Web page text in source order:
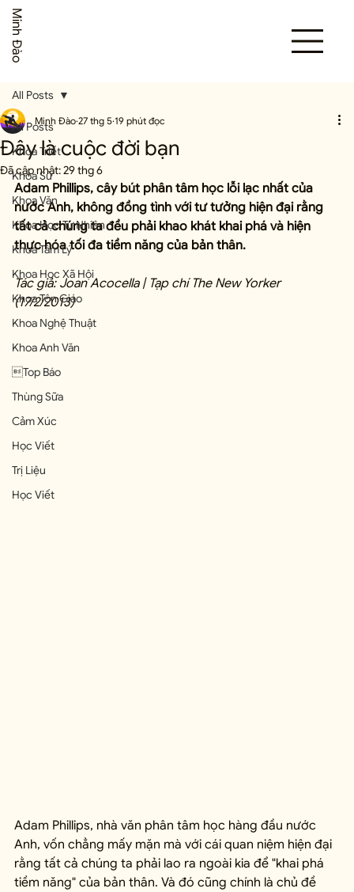
Minh Đào
All Posts
Khoa Triết
Khoa Sử
Khoa Văn
Khoa Học Tự Nhiên
Khoa Tâm Lý
Khoa Học Xã Hội
Khoa Tôn Giáo
Khoa Nghệ Thuật
Khoa Anh Văn
Top Báo
Thùng Sữa
Cảm Xúc
Học Viết
Trị Liệu
Học Viết
All Posts
Đây là cuộc đời bạn
Minh Đào 27 thg 5 19 phút đọc
Đã cập nhật:29 thg 6
Adam Phillips, cây bút phân tâm học lỗi lạc nhất của
nước Anh, không đồng tình với tư tưởng hiện đại rằng
tất cả chúng ta đều phải khao khát khai phá và hiện
thực hóa tối đa tiềm năng của bản thân.
Tác giả: Joan Acocella | Tạp chí The New Yorker
(17/2/2013)
Adam Phillips, nhà văn phân tâm học hàng đầu nước
Anh, vốn chẳng mấy mặn mà với cái quan niệm hiện đại
rằng tất cả chúng ta phải lao ra ngoài kia để "khai phá
tiềm năng" của bản thân. Và đó cũng chính là chủ đề